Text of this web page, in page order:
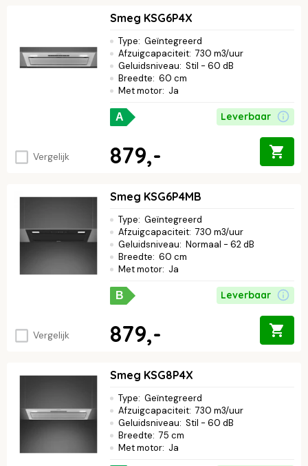
Vergelijk
Smeg KSG6P4X
Type: Geïntegreerd
Afzuigcapaciteit: 730 m3/uur
Geluidsniveau: Stil - 60 dB
Breedte: 60 cm
Met motor: Ja
A Leverbaar
879,-
Vergelijk
Smeg KSG6P4MB
Type: Geïntegreerd
Afzuigcapaciteit: 730 m3/uur
Geluidsniveau: Normaal - 62 dB
Breedte: 60 cm
Met motor: Ja
B Leverbaar
879,-
Smeg KSG8P4X
Type: Geïntegreerd
Afzuigcapaciteit: 730 m3/uur
Geluidsniveau: Stil - 60 dB
Breedte: 75 cm
Met motor: Ja